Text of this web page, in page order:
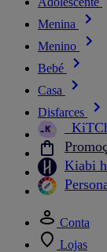
Menina
Menino
Bebé
Casa
Disfarces
Kiabi
Conta
Lojas